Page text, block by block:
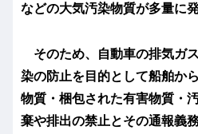
などの大気汚染物質が多量に発
そのため、自動車の排気ガ
染の防止を目的として船舶か
物質・梱包された有害物質・
棄や排出の禁止とその通報義